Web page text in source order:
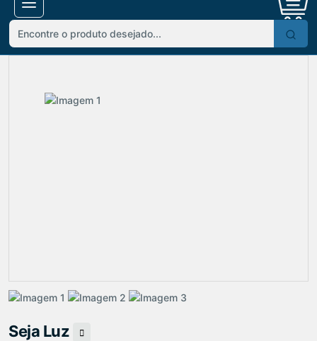
Seja Luz